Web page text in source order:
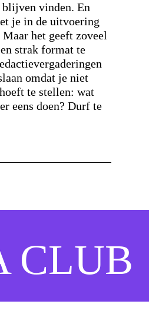
vinden. En
je in de uitvoering
het geeft zoveel
strak format te
omdat je niet
te stellen: wat
eens doen? Durf te
CLUB